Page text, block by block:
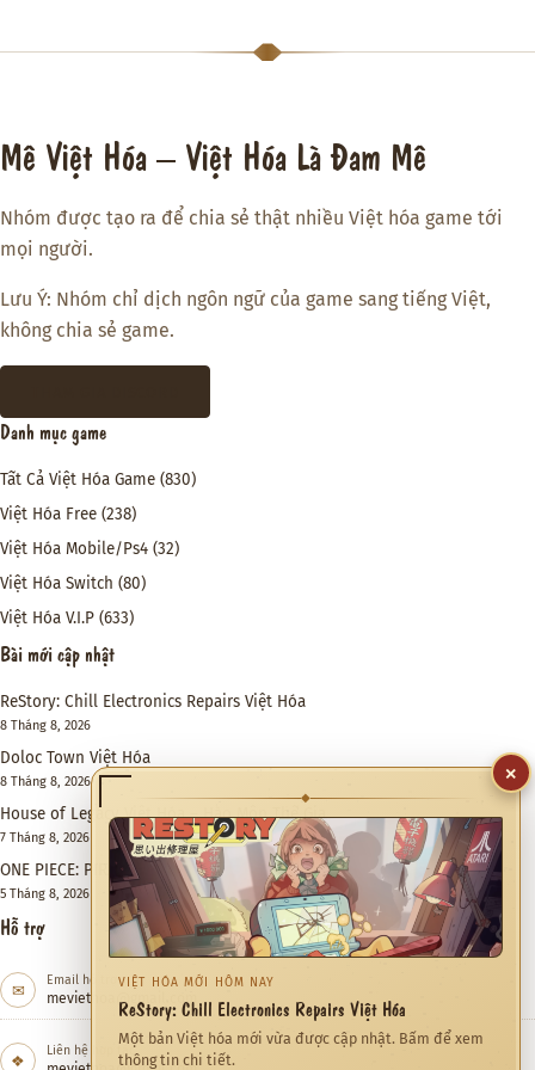
Mê Việt Hóa – Việt Hóa Là Đam Mê
Nhóm được tạo ra để chia sẻ thật nhiều Việt hóa game tới
mọi người.
Lưu Ý: Nhóm chỉ dịch ngôn ngữ của game sang tiếng Việt,
không chia sẻ game.
Danh mục game
Tất Cả Việt Hóa Game (830)
Việt Hóa Free (238)
Việt Hóa Mobile/Ps4 (32)
Việt Hóa Switch (80)
Việt Hóa V.I.P (633)
Bài mới cập nhật
ReStory: Chill Electronics Repairs Việt Hóa
8 Tháng 8, 2026
Doloc Town Việt Hóa
8 Tháng 8, 2026
House of Legacy Việt Hóa – Hào Môn Thế Gia
7 Tháng 8, 2026
ONE PIECE: PIRATE WARRIORS 4 Việt Hóa
5 Tháng 8, 2026
Hỗ trợ
✉ Email hỗ trợ
meviethoa@gmail.com
❖ Liên hệ hợp tác
×
◆
CỘNG ĐỒNG ĐANG QUAN TÂM
Quỷ Cốc Bát Hoang Việt Hóa
Việt hóa Game đang được xem nhiều trong tháng này.